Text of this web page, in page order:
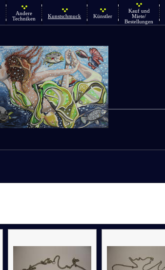
Andere
Techniken
Kunstschmuck Künstler
Kauf und
Miete/
Bestellungen